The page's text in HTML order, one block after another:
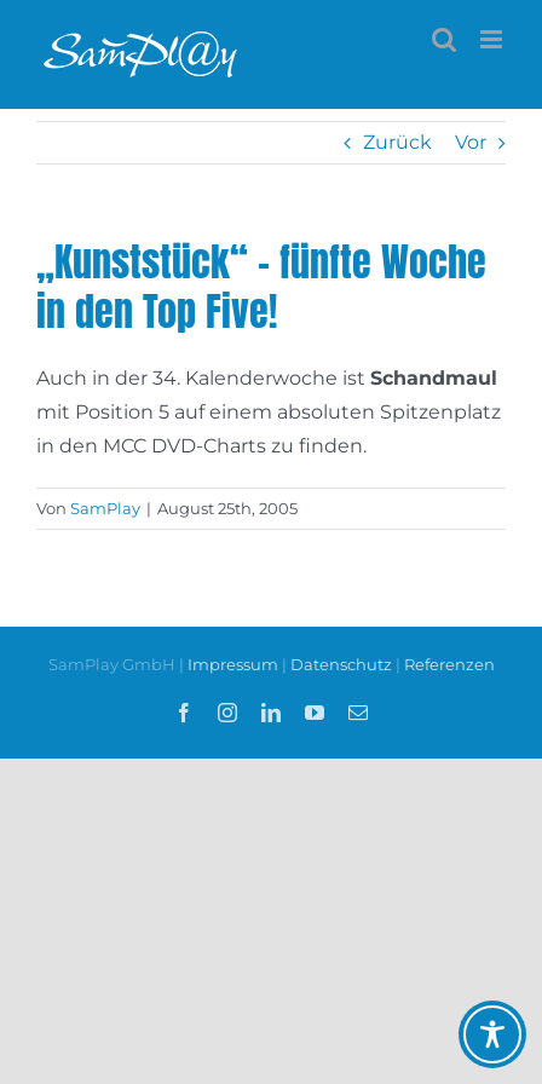
Inhalt
Zurück Vor
„Kunststück“ – fünfte Woche
in den Top Five!
Auch in der 34. Kalenderwoche ist Schandmaul
mit Position 5 auf einem absoluten Spitzenplatz
in den MCC DVD-Charts zu finden.
Von SamPlay | August 25th, 2005
SamPlay GmbH | Impressum | Datenschutz | Referenzen
FacebookInstagramLinkedInYouTube
E-